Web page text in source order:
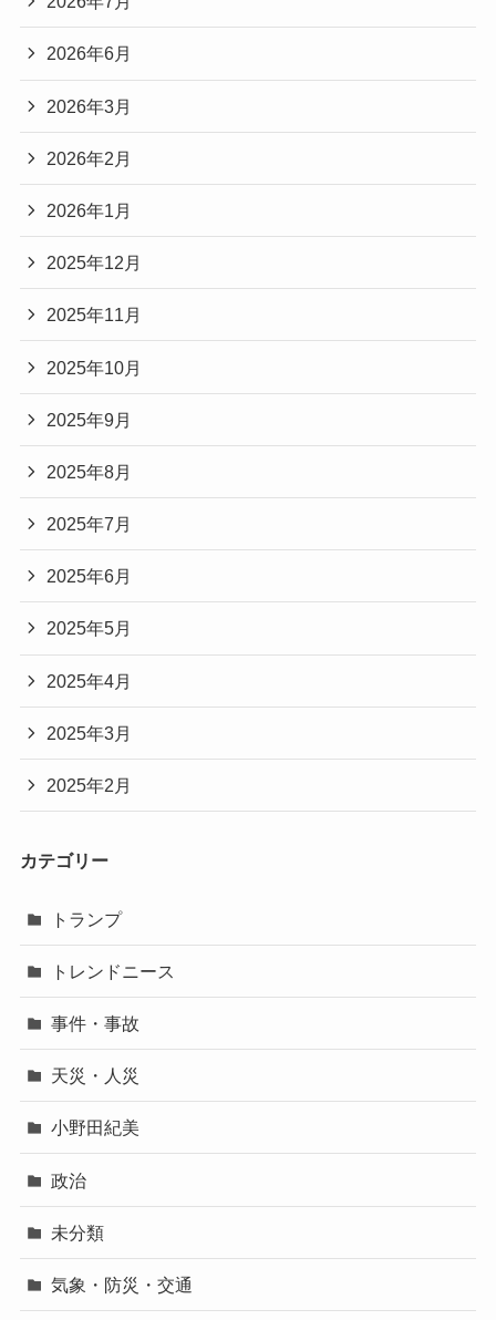
2026年6月
2026年3月
2026年2月
2026年1月
2025年12月
2025年11月
2025年10月
2025年9月
2025年8月
2025年7月
2025年6月
2025年5月
2025年4月
2025年3月
2025年2月
カテゴリー
トランプ
トレンドニース
事件・事故
天災・人災
小野田紀美
政治
未分類
気象・防災・交通